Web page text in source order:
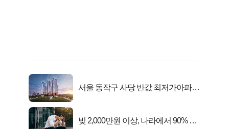
서울 동작구 사당 반값 최저가아파트
빚 2,000만원 이상, 나라에서 90% 갚